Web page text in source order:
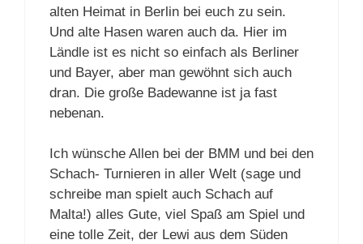
alten Heimat in Berlin bei euch zu sein.
Und alte Hasen waren auch da. Hier im
Ländle ist es nicht so einfach als Berliner
und Bayer, aber man gewöhnt sich auch
dran. Die große Badewanne ist ja fast
nebenan.
Ich wünsche Allen bei der BMM und bei den
Schach- Turnieren in aller Welt (sage und
schreibe man spielt auch Schach auf
Malta!) alles Gute, viel Spaß am Spiel und
eine tolle Zeit, der Lewi aus dem Süden